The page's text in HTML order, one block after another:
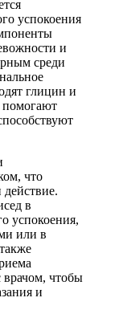
успокоения
и
среди
глицин и
помогают
что
действие.
в
успокоения,
или в
врачом, чтобы
и